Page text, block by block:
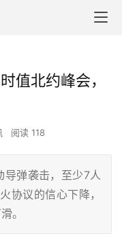
值北约峰会，
阅读 118
导弹袭击，至少7人
协议的信心下降，
。